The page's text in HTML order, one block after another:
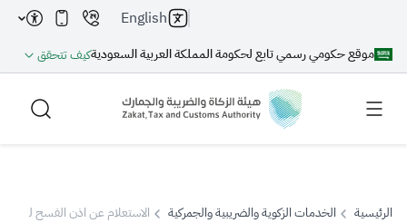
موقع حكومي رسمي تابع لحكومة المملكة العربية السعوديةكيف تتحقق
English
الرئيسية الخدمات الزكوية والضريبية والجمركية الاستعلام عن اذن الفسح للسلع